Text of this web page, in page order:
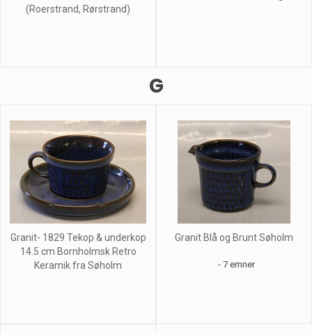
(Roerstrand, Rørstrand)
G
Granit- 1829 Tekop & underkop
14.5 cm Bornholmsk Retro
Keramik fra Søholm
Granit Blå og Brunt Søholm
- 7 emner